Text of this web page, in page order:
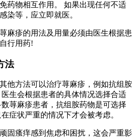
药物相互作用。 如果出现任何不适
染等，应立即就医。
麻疹的用法及用量必须由医生根据患
行用药!
法
他方法可以治疗荨麻疹，例如抗组胺
生会根据患者的具体情况选择合适
荨麻疹患者，抗组胺药物是可选择
症状严重的情况下才会被考虑。
固瘙痒感到焦虑和困扰，这会严重影